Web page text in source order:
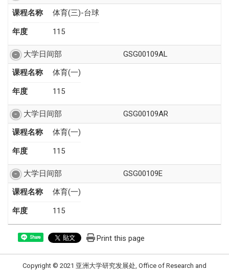
课程名称
体育(三)-台球
年度 115
大学日间部
GSG00109AL
课程名称
体育(一)
年度 115
大学日间部
GSG00109AR
课程名称
体育(一)
年度 115
大学日间部
GSG00109E
课程名称
体育(一)
年度 115
Share Print this page
Copyright © 2021 亚洲大学研究发展处, Office of Research and